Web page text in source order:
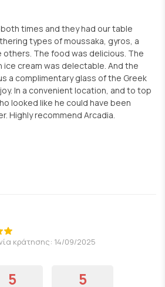
times and they had our table
types of moussaka, gyros, a
others. The food was delicious. The
cream was delectable. And the
a complimentary glass of the Greek
In a convenient location, and to top
looked like he could have been
Highly recommend Arcadia.
κράτησης: 14/09/2025
5 5